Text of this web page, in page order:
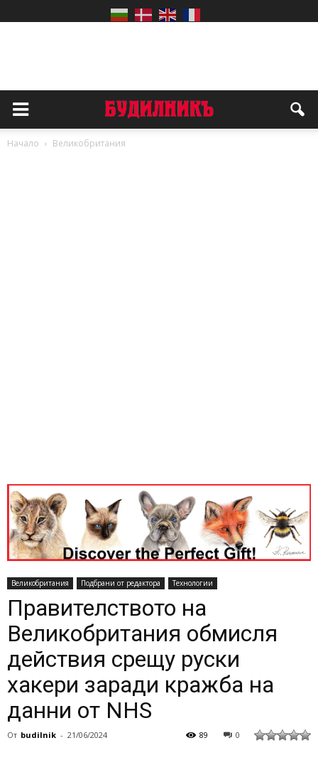
Начало Великобритания
Великобритания Подбрани от редактора Технологии
Правителството на
Великобритания обмисля
действия срещу руски
хакери заради кражба на
данни от NHS
От budilnik - 21/06/2024 0
89